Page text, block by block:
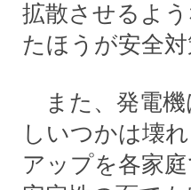
拡散させるよ
たほうが安全
また、発電機
しいつかは壊
アップを各家